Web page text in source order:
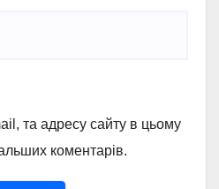
та адресу сайту в цьому
коментарів.